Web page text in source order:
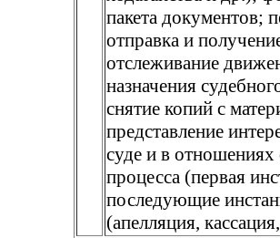
пакета документов;
отправка и
отслеживание
назначения
снятие копий с
представление
суде и в отношениях
процесса (первая
последующие
(апелляция,